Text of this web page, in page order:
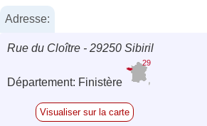
Adresse:
Rue du Cloître - 29250 Sibiril
Département: Finistère
29
Visualiser sur la carte